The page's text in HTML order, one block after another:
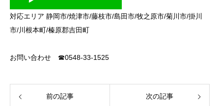
対応エリア 静岡市/焼津市/藤枝市/島田市/牧之原市/菊川市/掛川
市/川根本町/榛原郡吉田町
お問い合わせ ☎0548-33-1525
前の記事 次の記事